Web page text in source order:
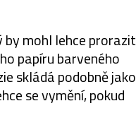
mohl lehce prorazit
papíru barveného
skládá podobně jako
se vymění, pokud